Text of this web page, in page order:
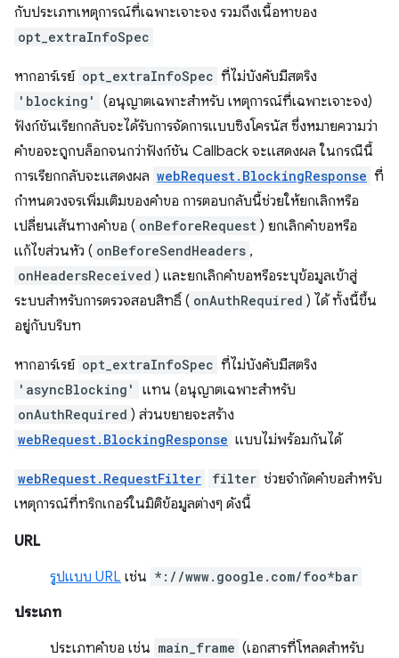
กับประเภทเหตุการณ์ที่เฉพาะเจาะจง รวมถึงเนื้อหาของ
opt_extraInfoSpec
หากอาร์เรย์ opt_extraInfoSpec ที่ไม่บังคับมีสตริง
'blocking'
(อนุญาตเฉพาะสำหรับ เหตุการณ์ที่เฉพาะเจาะจง)
ฟังก์ชันเรียกกลับจะได้รับการจัดการแบบซิงโครนัส ซึ่งหมายความว่า
คำขอจะถูกบล็อกจนกว่าฟังก์ชัน Callback จะแสดงผล ในกรณีนี้
การเรียกกลับจะแสดงผล webRequest.BlockingResponse ที่
กำหนดวงจรเพิ่มเติมของคำขอ การตอบกลับนี้ช่วยให้ยกเลิกหรือ
เปลี่ยนเส้นทางคำขอ ( onBeforeRequest ) ยกเลิกคำขอหรือ
แก้ไขส่วนหัว ( onBeforeSendHeaders ,
onHeadersReceived ) และยกเลิกคำขอหรือระบุข้อมูลเข้าสู่
ระบบสำหรับการตรวจสอบสิทธิ์ ( onAuthRequired ) ได้ ทั้งนี้ขึ้น
อยู่กับบริบท
หากอาร์เรย์ opt_extraInfoSpec ที่ไม่บังคับมีสตริง
'asyncBlocking' แทน (อนุญาตเฉพาะสำหรับ
onAuthRequired ) ส่วนขยายจะสร้าง
webRequest.BlockingResponse แบบไม่พร้อมกันได้
webRequest.RequestFilter filter ช่วยจำกัดคำขอสำหรับ
เหตุการณ์ที่ทริกเกอร์ในมิติข้อมูลต่างๆ ดังนี้
URL
รูปแบบ URL เช่น *://www.google.com/foo*bar
ประเภท
ประเภทคำขอ เช่น main_frame (เอกสารที่โหลดสำหรับ